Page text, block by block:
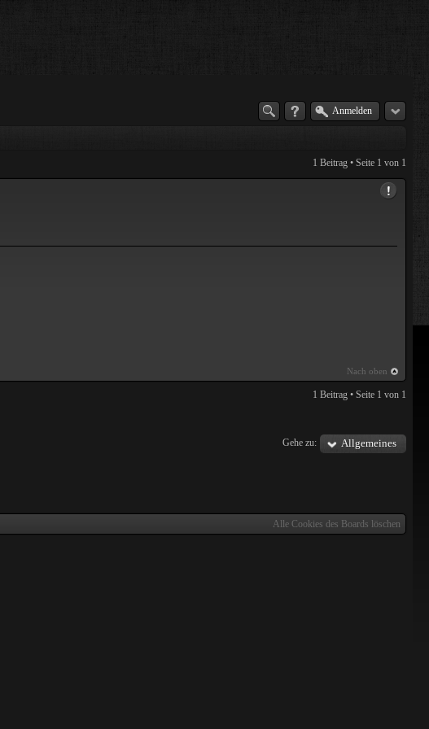
Anmelden
1 Beitrag • Seite 1 von 1
Nach oben
1 Beitrag • Seite 1 von 1
Gehe zu:
Allgemeines
Alle Cookies des Boards löschen